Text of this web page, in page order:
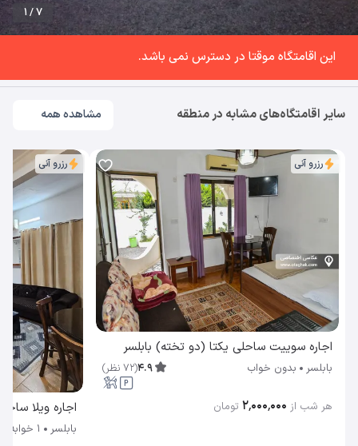
1 / 7
این اقامتگاه موقتا در دسترس نمی باشد.
سایر اقامتگاه‌های مشابه در منطقه مشاهده همه
رزرو آنی
اجاره سوییت ساحلی یکتا (دو تخته) بابلسر
بابلسر بدون خواب 4.9
(
72 نظر)
هر شب از ۲٬۰۰۰٬۰۰۰ تومان
رزرو آنی
اجاره ویلا
بابلسر 1 خوابه